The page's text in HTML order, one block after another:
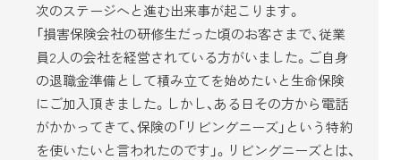
次のステージへと進む出来事が起こります。
「損害保険会社の研修生だった頃のお客さまで、従業
員2人の会社を経営されている方がいました。ご自身
の退職金準備として積み立てを始めたいと生命保険
にご加入頂きました。しかし、ある日その方から電話
がかかってきて、保険の「リビングニーズ」という特約
を使いたいと言われたのです」。リビングニーズとは、